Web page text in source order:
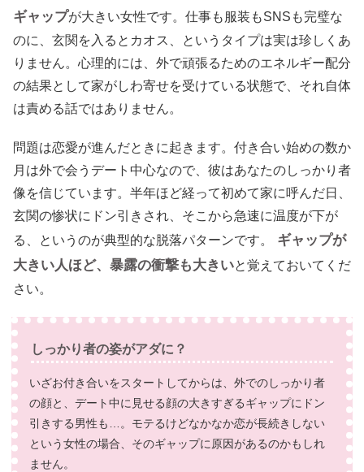
ギャップが大きい女性です。仕事も服装もSNSも完璧な
のに、玄関を入るとカオス、というタイプは実は珍しくあ
りません。心理的には、外で頑張るためのエネルギー配分
の結果として家がしわ寄せを受けている状態で、それ自体
は責める話ではありません。
問題は恋愛が進んだときに起きます。付き合い始めの数か
月は外で会うデート中心なので、彼はあなたのしっかり者
像を信じています。半年ほど経って初めて家に呼んだ日、
玄関の惨状にドン引きされ、そこから急速に温度が下が
る、というのが典型的な脱落パターンです。
ギャップが
大きい人ほど、暴露の衝撃も大きいと覚えておいてくだ
さい。
しっかり者の姿がアダに？
いざお付き合いをスタートしてからは、外でのしっかり者
の顔と、デート中に見せる顔の大きすぎるギャップにドン
引きする男性も…。モテるけどなかなか恋が長続きしない
という女性の場合、そのギャップに原因があるのかもしれ
ません。